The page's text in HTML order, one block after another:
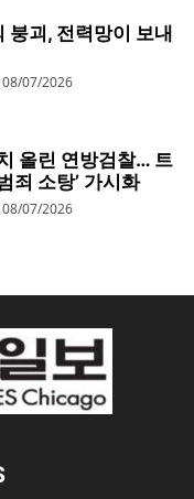
붕괴, 전력망이 보내
08/07/2026
올린 연방검찰… 트
죄 소탕’ 가시화
08/07/2026